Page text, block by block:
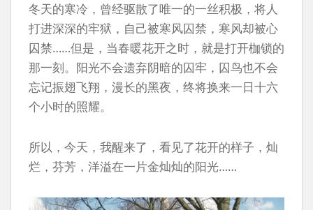
冬天的寒冷，曾经驱散了唯一的一丝积极，将人
打进深深的牢狱，自己被寒风囚禁，寒风却被心
囚禁……但是，当春暖花开之时，就是打开枷锁的
那一刻。阳光不会遗弃阴暗的囚牢，囚鸟也不会
忘记振翅飞翔，漫长的黑夜，终将换来一日十六
个小时的照耀。
所以，今天，我醒来了，看见了花开的样子，灿
烂，芬芳，洋溢在一片金灿灿的阳光……